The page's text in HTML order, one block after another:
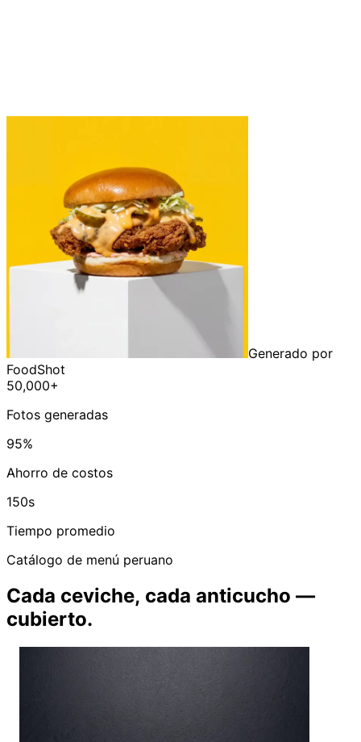
Generado por
FoodShot
50,000+
Fotos generadas
95%
Ahorro de costos
150s
Tiempo promedio
Catálogo de menú peruano
Cada ceviche, cada anticucho —
cubierto.